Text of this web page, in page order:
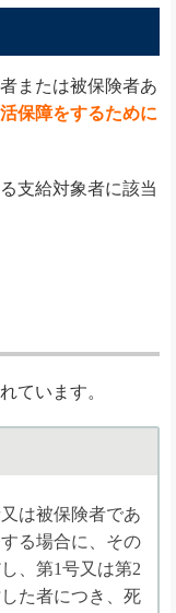
または被保険者あ
保障をするために
支給対象者に該当
ています。
は被保険者であ
る場合に、その
、第1号又は第2
た者につき、死